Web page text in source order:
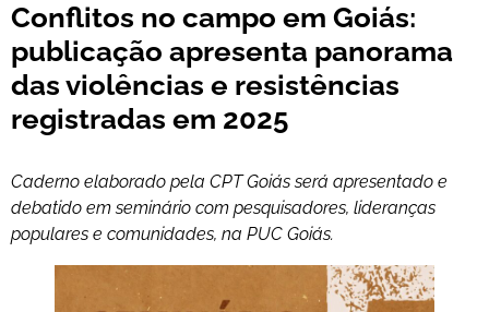
Conflitos no campo em Goiás:
publicação apresenta panorama
das violências e resistências
registradas em 2025
Caderno elaborado pela CPT Goiás será apresentado e
debatido em seminário com pesquisadores, lideranças
populares e comunidades, na PUC Goiás.